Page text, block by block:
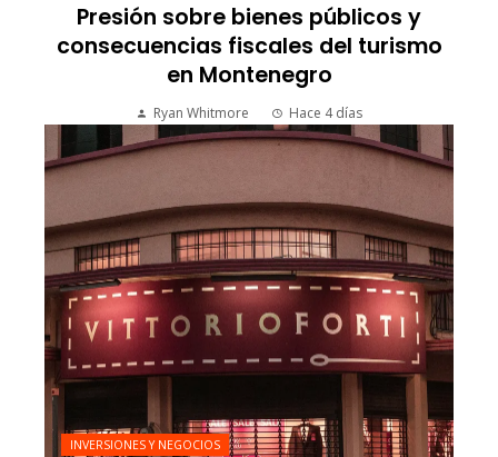
Presión sobre bienes públicos y
consecuencias fiscales del turismo
en Montenegro
Ryan Whitmore Hace 4 días
INVERSIONES Y NEGOCIOS